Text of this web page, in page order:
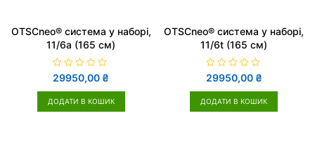
OTSCneo® система у наборі,
11/6a (165 см)
О
ц
і
н
29950,00 ₴
ДОДАТИ В КОШИК
OTSCneo® система у наборі,
11/6t (165 см)
О
ц
і
н
29950,00 ₴
ДОДАТИ В КОШИК